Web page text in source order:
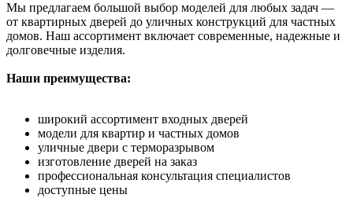
Мы предлагаем большой выбор моделей для любых задач —
от квартирных дверей до уличных конструкций для частных
домов. Наш ассортимент включает современные, надежные и
долговечные изделия.
Наши преимущества:
широкий ассортимент входных дверей
модели для квартир и частных домов
уличные двери с терморазрывом
изготовление дверей на заказ
профессиональная консультация специалистов
доступные цены